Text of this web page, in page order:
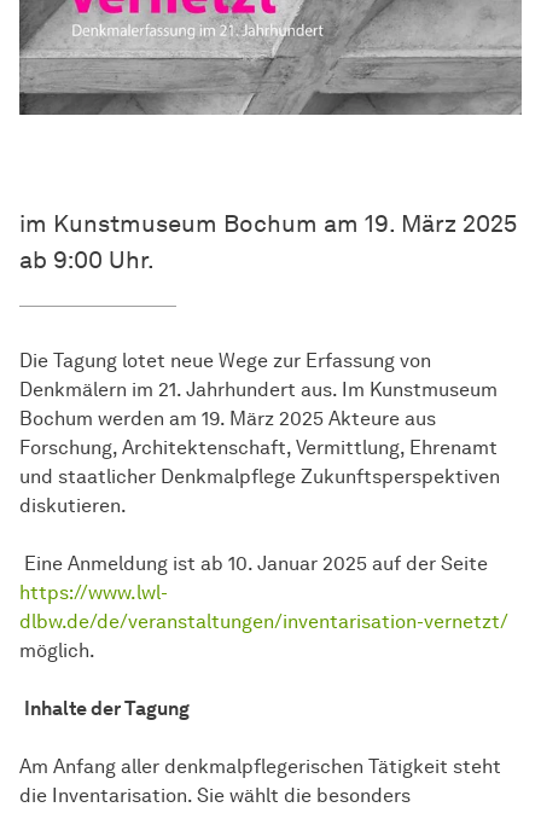
im Kunstmuseum Bochum am 19. März 2025
ab 9:00 Uhr.
Die Tagung lotet neue Wege zur Erfassung von
Denkmälern im 21. Jahrhundert aus. Im Kunstmuseum
Bochum werden am 19. März 2025 Akteure aus
Forschung, Architektenschaft, Vermittlung, Ehrenamt
und staatlicher Denkmalpflege Zukunftsperspektiven
diskutieren.
Eine Anmeldung ist ab 10. Januar 2025 auf der Seite
https://www.lwl-
dlbw.de/de/veranstaltungen/inventarisation-vernetzt/
möglich.
Inhalte der Tagung
Am Anfang aller denkmalpflegerischen Tätigkeit steht
die Inventarisation. Sie wählt die besonders